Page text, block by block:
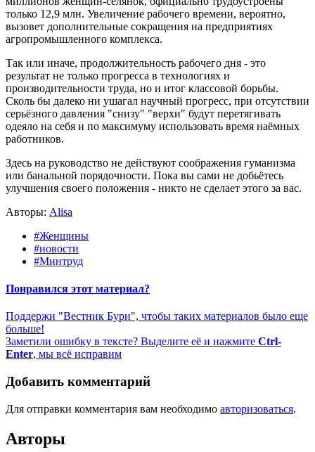
только 12,9 млн. Увеличение рабочего времени, вероятно,
вызовет дополнительные сокращения на предприятиях
агропромышленного комплекса.
Так или иначе, продолжительность рабочего дня - это
результат не только прогресса в технологиях и
производительности труда, но и итог классовой борьбы.
Сколь бы далеко ни ушагал научный прогресс, при отсутствии
серьёзного давления "снизу" "верхи" будут перетягивать
одеяло на себя и по максимуму использовать время наёмных
работников.
Здесь на руководство не действуют соображения гуманизма
или банальной порядочности. Пока вы сами не добьётесь
улучшения своего положения - никто не сделает этого за вас.
Авторы: Alisa
#Женщины
#новости
#Минтруд
Понравился этот материал?
Поддержи "Вестник Бури", чтобы таких материалов было еще
больше!
Заметили ошибку в тексте? Выделите её и нажмите Ctrl-
Enter, мы всё исправим
Добавить комментарий
Для отправки комментария вам необходимо авторизоваться.
Авторы